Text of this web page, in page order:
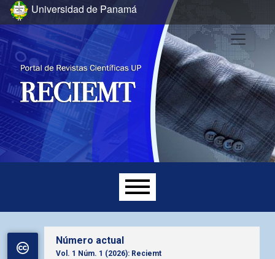
Ir al menú de navegación principal
Ir al contenido principal
Ir al pie de página del sitio
Universidad de Panamá
Menú principal
Número actual
Vol. 1 Núm. 1 (2026): Reciemt